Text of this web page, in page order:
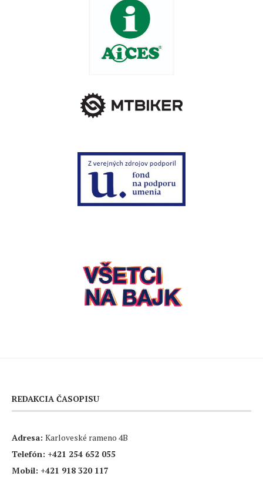
REDAKCIA ČASOPISU
Adresa: Karloveské rameno 4B
Telefón: +421 254 652 055
Mobil: +421 918 320 117